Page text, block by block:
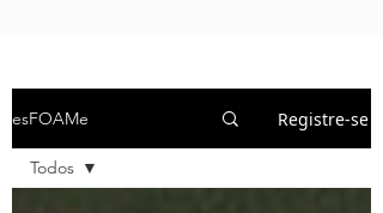
esFOAMe Registre-se
Todos